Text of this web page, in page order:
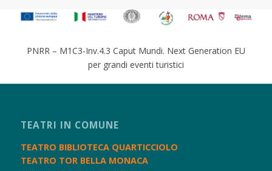
PNRR – M1C3-Inv.4.3 Caput Mundi. Next Generation EU
per grandi eventi turistici
TEATRI IN COMUNE
TEATRO BIBLIOTECA QUARTICCIOLO
TEATRO TOR BELLA MONACA